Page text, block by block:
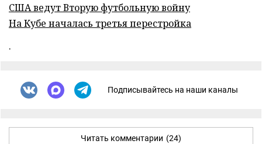
США ведут Вторую футбольную войну
На Кубе началась третья перестройка
.
Подписывайтесь на наши каналы
Читать комментарии (24)